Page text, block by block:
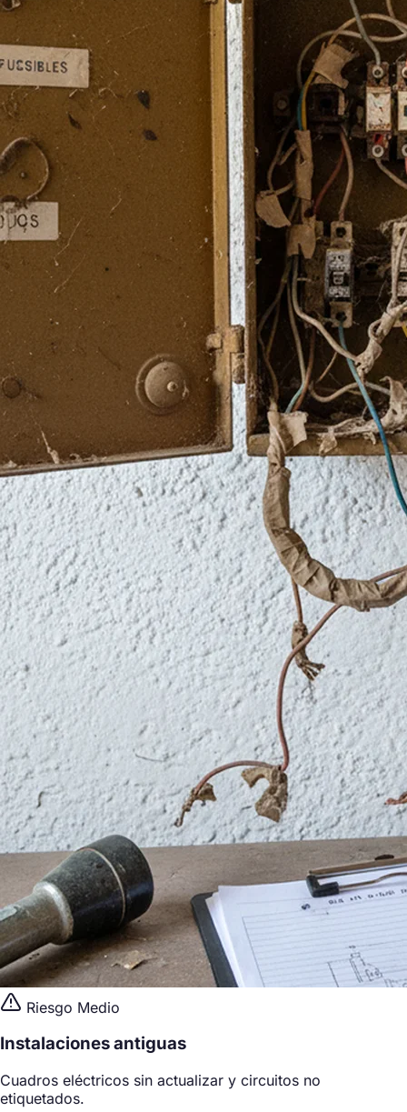
Riesgo Medio
Instalaciones antiguas
Cuadros eléctricos sin actualizar y circuitos no
etiquetados.